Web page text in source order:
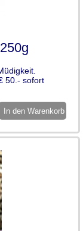
50.- sofort
In den Warenkorb